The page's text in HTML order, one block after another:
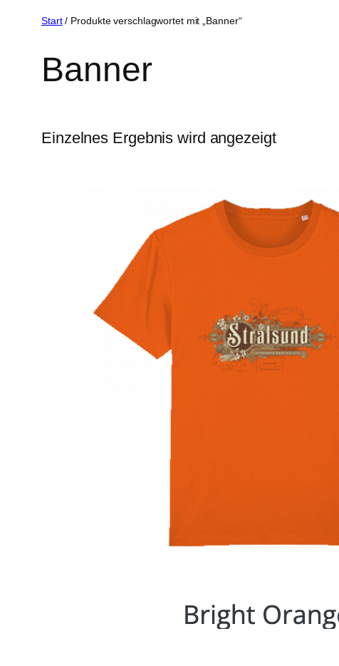
Start/ Produkte verschlagwortet mit „Banner“
Banner
Einzelnes Ergebnis wird angezeigt